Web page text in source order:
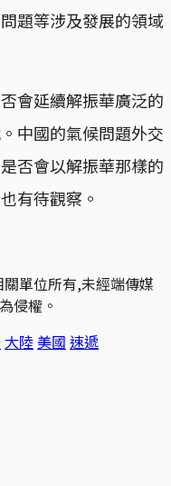
題等涉及發展的領域
會延續解振華廣泛的
中國的氣候問題外交
否會以解振華那樣的
有待觀察。
關單位所有,未經端傳媒
侵權。
大陸 美國 速遞